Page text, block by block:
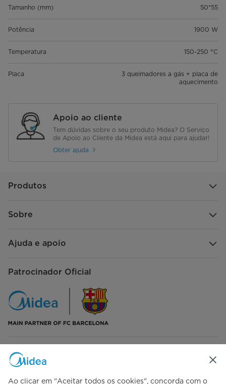
Tamanho (mm) 50*55
Potência 1900 W
Temperatura 150-250 °C
Placa
3 queimadores a gás + placa de
aquecimento
Apoio ao cliente
Tem dúvidas sobre o seu produto Midea? O Serviço
de Apoio ao Cliente da Midea está aqui para ajudar!
Obter ajuda
Produtos
Sobre
Ajuda e apoio
Patrocinador Oficial
Siga-nos
Ao clicar em "Aceitar todos os cookies", concorda com o